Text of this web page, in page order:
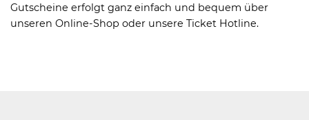
Gutscheine erfolgt ganz einfach und bequem über
unseren Online-Shop oder unsere Ticket Hotline.